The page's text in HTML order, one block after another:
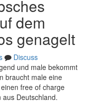
dem
genagelt
Discuss
und male bekommt
braucht male eine
free of charge
Deutschland.